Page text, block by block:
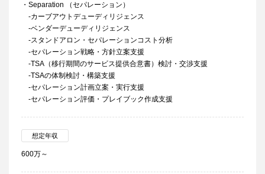
・Separation （セパレーション）
-カーブアウトデューディリジェンス
-ベンダーデューディリジェンス
-スタンドアロン・セパレーションコスト分析
-セパレーション戦略・方針立案支援
-TSA（移行期間のサービス提供合意書）検討・交渉支援
-TSAの体制検討・構築支援
-セパレーション計画立案・実行支援
-セパレーション評価・プレイブック作成支援
想定年収
600万～